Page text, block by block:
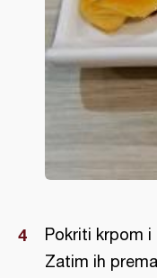
Pokriti krpom
Zatim ih